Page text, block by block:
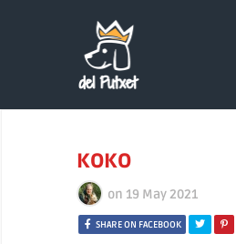
KOKO
on 19 May 2021
SHARE ON FACEBOOK